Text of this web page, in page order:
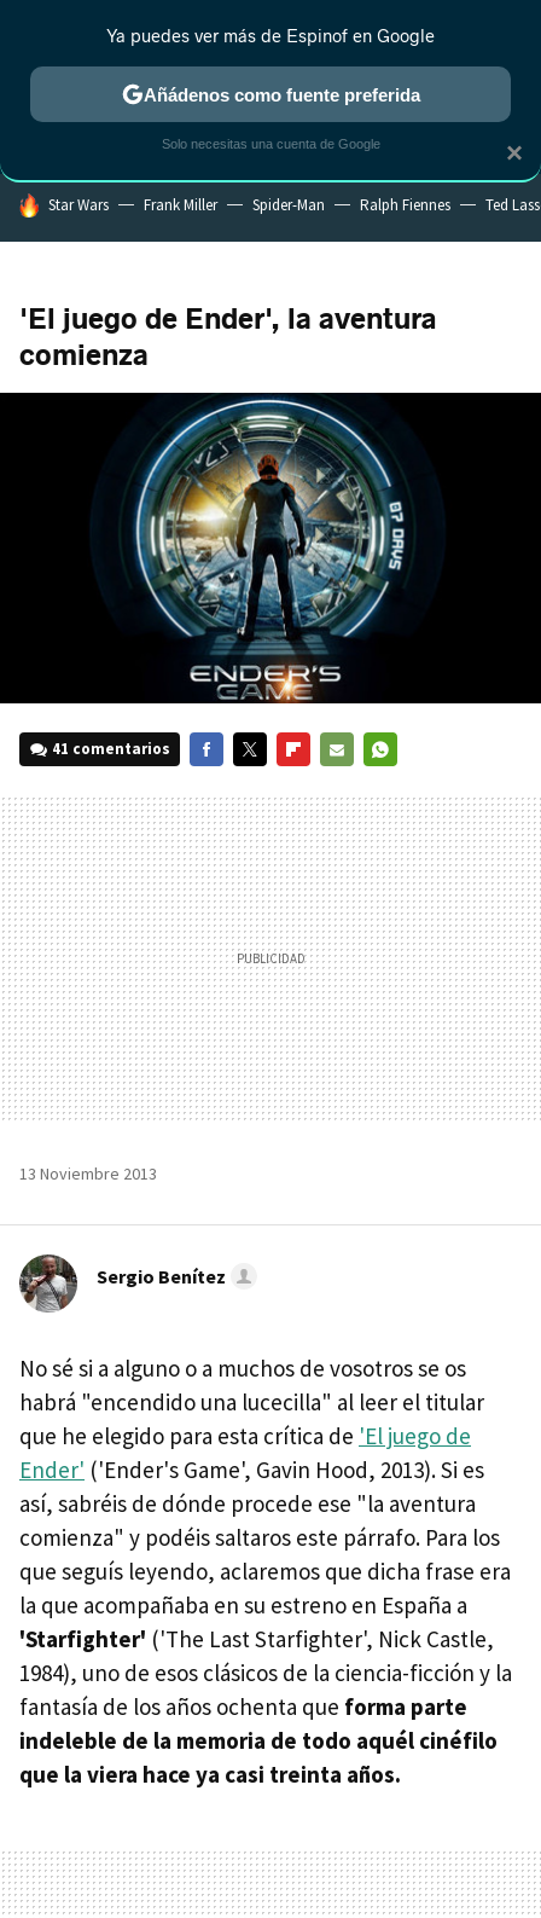
ESTRENOS REALITY ANIME RANKINGS CINE
HOY SE HABLA DE
Star Wars Frank Miller Spider-Man Ralph Fiennes Ted
'El juego de Ender', la aventura
comienza
41 comentarios
MAIL
13 Noviembre 2013
Sergio Benítez
No sé si a alguno o a muchos de vosotros se os
habrá "encendido una lucecilla" al leer el titular
que he elegido para esta crítica de 'El juego de
Ender' ('Ender's Game', Gavin Hood, 2013). Si es
así, sabréis de dónde procede ese "la aventura
comienza" y podéis saltaros este párrafo. Para los
que seguís leyendo, aclaremos que dicha frase era
la que acompañaba en su estreno en España a
'Starfighter' ('The Last Starfighter', Nick Castle,
1984), uno de esos clásicos de la ciencia-ficción y la
fantasía de los años ochenta que forma parte
indeleble de la memoria de todo aquél cinéfilo
que la viera hace ya casi treinta años.
×
Ya puedes ver más de Espinof en Google
Añádenos como fuente preferida
Solo necesitas una cuenta de Google